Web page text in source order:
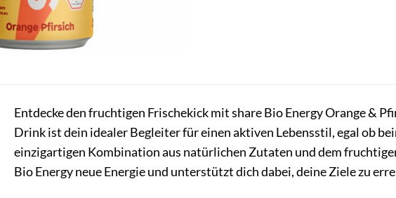
Entdecke den fruchtigen Frischekick mit share Bio Energy Orange &
Drink ist dein idealer Begleiter für einen aktiven Lebensstil, egal ob
einzigartigen Kombination aus natürlichen Zutaten und dem
Bio Energy neue Energie und unterstützt dich dabei, deine Ziele zu